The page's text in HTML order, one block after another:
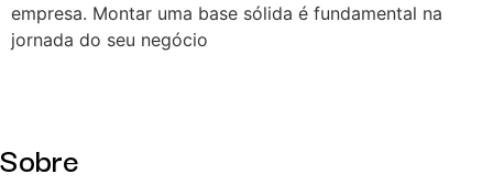
empresa. Montar uma base sólida é fundamental na
jornada do seu negócio
Sobre